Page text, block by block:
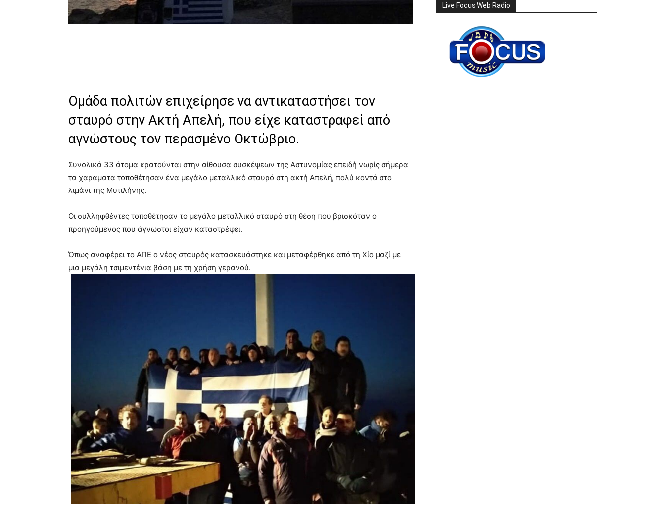
Ομάδα πολιτών επιχείρησε να αντικαταστήσει τον
σταυρό στην Ακτή Απελή, που είχε καταστραφεί από
αγνώστους τον περασμένο Οκτώβριο.
Συνολικά 33 άτομα κρατούνται στην αίθουσα συσκέψεων της Αστυνομίας επειδή νωρίς σήμερα
τα χαράματα τοποθέτησαν ένα μεγάλο μεταλλικό σταυρό στη ακτή Απελή, πολύ κοντά στο
λιμάνι της Μυτιλήνης.
Οι συλληφθέντες τοποθέτησαν το μεγάλο μεταλλικό σταυρό στη θέση που βρισκόταν ο
προηγούμενος που άγνωστοι είχαν καταστρέψει.
Όπως αναφέρει το ΑΠΕ ο νέος σταυρός κατασκευάστηκε και μεταφέρθηκε από τη Χίο μαζί με
μια μεγάλη τσιμεντένια βάση με τη χρήση γερανού.
Live Focus Web Radio